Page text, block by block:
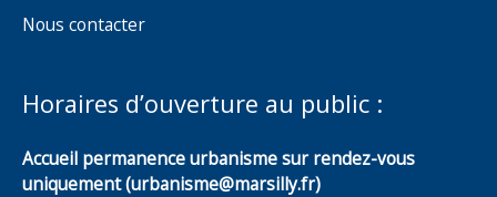
Nous contacter
Horaires d’ouverture au public :
Accueil permanence urbanisme sur rendez-vous
uniquement (urbanisme@marsilly.fr)